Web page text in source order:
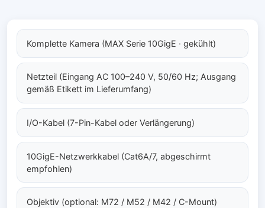
Komplette Kamera (MAX Serie 10GigE · gekühlt)
Netzteil (Eingang AC 100–240 V, 50/60 Hz; Ausgang
gemäß Etikett im Lieferumfang)
I/O-Kabel (7-Pin-Kabel oder Verlängerung)
10GigE-Netzwerkkabel (Cat6A/7, abgeschirmt
empfohlen)
Objektiv (optional: M72 / M52 / M42 / C-Mount)